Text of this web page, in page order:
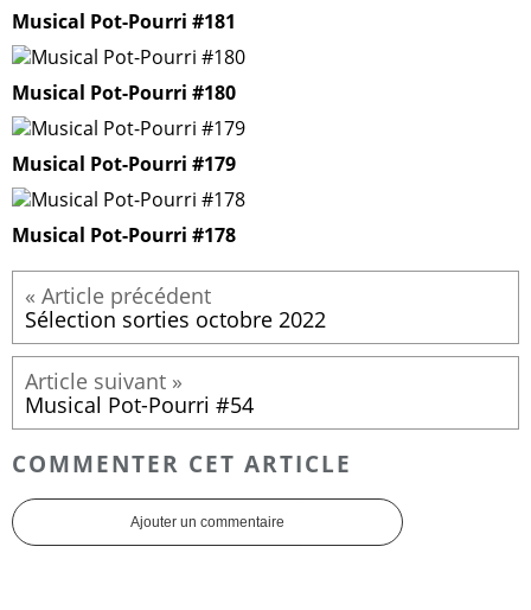
Musical Pot-Pourri #181
Musical Pot-Pourri #180
Musical Pot-Pourri #179
Musical Pot-Pourri #178
Sélection sorties octobre 2022
Musical Pot-Pourri #54
COMMENTER CET ARTICLE
Ajouter un commentaire